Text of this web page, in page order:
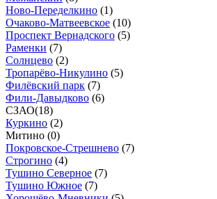
Ново-Переделкино (1)
Очаково-Матвеевское (10)
Проспект Вернадского (5)
Раменки (7)
Солнцево (2)
Тропарёво-Никулино (5)
Филёвский парк (7)
Фили-Давыдково (6)
СЗАО(18)
Куркино (2)
Митино (0)
Покровское-Стрешнево (7)
Строгино (4)
Тушино Северное (7)
Тушино Южное (7)